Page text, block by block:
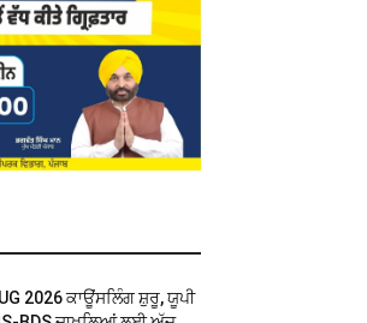
2026 ਕਾਊਂਸਲਿੰਗ ਸ਼ੁਰੂ, ਯੂਪੀ